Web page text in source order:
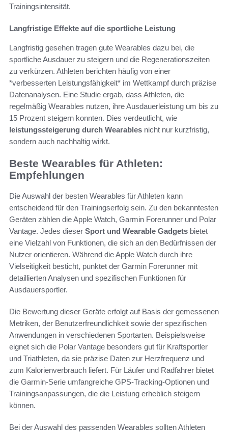
Trainingsintensität.
Langfristige Effekte auf die sportliche Leistung
Langfristig gesehen tragen gute Wearables dazu bei, die
sportliche Ausdauer zu steigern und die Regenerationszeiten
zu verkürzen. Athleten berichten häufig von einer
*verbesserten Leistungsfähigkeit* im Wettkampf durch präzise
Datenanalysen. Eine Studie ergab, dass Athleten, die
regelmäßig Wearables nutzen, ihre Ausdauerleistung um bis zu
15 Prozent steigern konnten. Dies verdeutlicht, wie
leistungssteigerung durch Wearables nicht nur kurzfristig,
sondern auch nachhaltig wirkt.
Beste Wearables für Athleten:
Empfehlungen
Die Auswahl der besten Wearables für Athleten kann
entscheidend für den Trainingserfolg sein. Zu den bekanntesten
Geräten zählen die Apple Watch, Garmin Forerunner und Polar
Vantage. Jedes dieser Sport und Wearable Gadgets bietet
eine Vielzahl von Funktionen, die sich an den Bedürfnissen der
Nutzer orientieren. Während die Apple Watch durch ihre
Vielseitigkeit besticht, punktet der Garmin Forerunner mit
detaillierten Analysen und spezifischen Funktionen für
Ausdauersportler.
Die Bewertung dieser Geräte erfolgt auf Basis der gemessenen
Metriken, der Benutzerfreundlichkeit sowie der spezifischen
Anwendungen in verschiedenen Sportarten. Beispielsweise
eignet sich die Polar Vantage besonders gut für Kraftsportler
und Triathleten, da sie präzise Daten zur Herzfrequenz und
zum Kalorienverbrauch liefert. Für Läufer und Radfahrer bietet
die Garmin-Serie umfangreiche GPS-Tracking-Optionen und
Trainingsanpassungen, die die Leistung erheblich steigern
können.
Bei der Auswahl des passenden Wearables sollten Athleten